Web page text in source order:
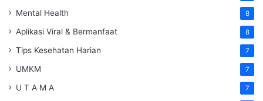
Mental Health 8
Aplikasi Viral & Bermanfaat 8
Tips Kesehatan Harian 7
UMKM 7
U T A M A 7